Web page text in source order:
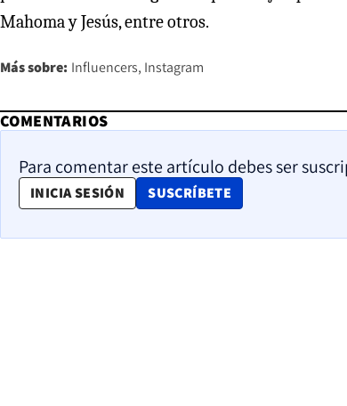
Mahoma y Jesús, entre otros.
Más sobre: Influencers Instagram
COMENTARIOS
Para comentar este artículo debes ser
INICIA SESIÓN SUSCRÍBETE
OPENS IN NEW WINDOW